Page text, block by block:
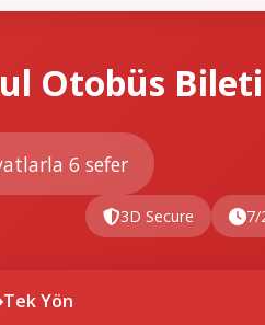
Otobüs Bileti
6 sefer
3D Secure 7/
Tek Yön